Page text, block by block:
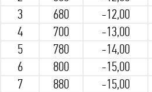
3
680 -12,00
4
700 -13,00
5
780 -14,00
6
800 -15,00
7
880 -15,00